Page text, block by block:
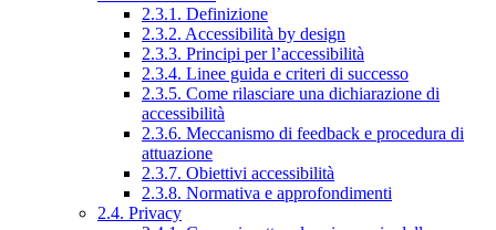
2.3.1. Definizione
2.3.2. Accessibilità by design
2.3.3. Principi per l’accessibilità
2.3.4. Linee guida e criteri di successo
2.3.5. Come rilasciare una dichiarazione di
accessibilità
2.3.6. Meccanismo di feedback e procedura di
attuazione
2.3.7. Obiettivi accessibilità
2.3.8. Normativa e approfondimenti
2.4. Privacy